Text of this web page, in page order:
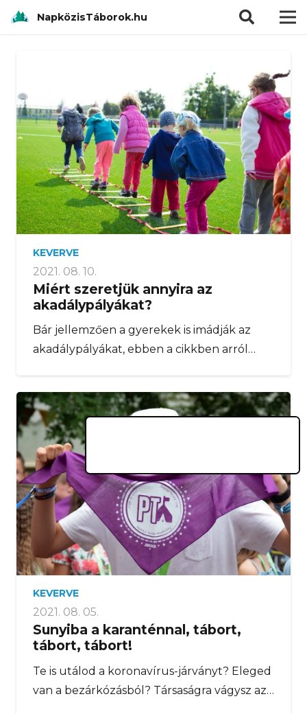
NapközisTáborok.hu
KEVERVE
2021. 08. 10.
Miért szeretjük annyira az
akadálypályákat?
Bár jellemzően a gyerekek is imádják az
akadálypályákat, ebben a cikkben arról…
KEVERVE
2021. 08. 05.
Sunyiba a karanténnal, tábort,
tábort, tábort!
Te is utálod a koronavírus-járványt? Eleged
van a bezárkózásból? Társaságra vágysz az…